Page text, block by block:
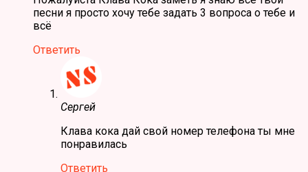
песни я просто хочу тебе задать 3 вопроса о тебе и
всё
Ответить
Сергей
Клава кока дай свой номер телефона ты мне
понравилась
Ответить